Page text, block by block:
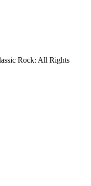
Rock: All Rights